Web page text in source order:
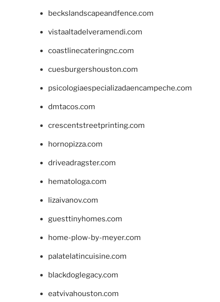
beckslandscapeandfence.com
vistaaltadelveramendi.com
coastlinecateringnc.com
cuesburgershouston.com
psicologiaespecializadaencampeche.com
dmtacos.com
crescentstreetprinting.com
hornopizza.com
driveadragster.com
hematologa.com
lizaivanov.com
guesttinyhomes.com
home-plow-by-meyer.com
palatelatincuisine.com
blackdoglegacy.com
eatvivahouston.com